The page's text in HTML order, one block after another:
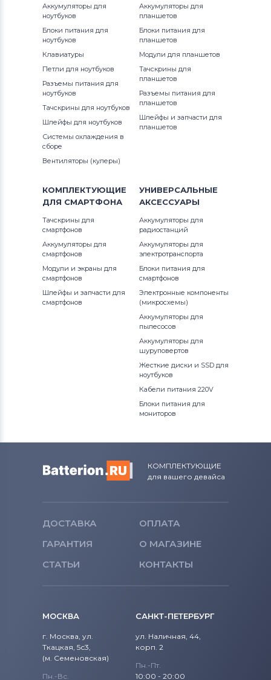
Аккумуляторы для
ноутбуков
Блоки питания для
ноутбуков
Клавиатуры
Петли для ноутбуков
Разъемы питания для
ноутбуков
Тачскрины для ноутбуков
Шлейфы для ноутбуков
Системы охлаждения в
сборе
Вентиляторы (кулеры)
Аккумуляторы для
планшетов
Блоки питания для
планшетов
Модули для планшетов
Тачскрины для
планшетов
Разъемы питания для
планшетов
Шлейфы и запчасти для
планшетов
КОМПЛЕКТУЮЩИЕ
ДЛЯ СМАРТФОНА
Тачскрины для
смартфонов
Аккумуляторы для
смартфонов
Модули и экраны для
смартфонов
Шлейфы и запчасти для
смартфонов
УНИВЕРСАЛЬНЫЕ
АКСЕССУАРЫ
Аккумуляторы для
радиостанций
Аккумуляторы для
электротранспорта
Блоки питания для
смартфонов
Электронные компоненты
(микросхемы)
Аккумуляторы для
пылесосов
Аккумуляторы для
шуруповертов
Жесткие диски и SSD для
ноутбуков
Кабели питания 220V
Блоки питания для
мониторов
КОМПЛЕКТУЮЩИЕ
для вашего девайса
ДОСТАВКА
ОПЛАТА
ГАРАНТИЯ
О МАГАЗИНЕ
СТАТЬИ
КОНТАКТЫ
МОСКВА
г. Москва, ул.
Ткацкая, 5с3,
(м. Семеновская)
Пн.-Вс.
САНКТ-ПЕТЕРБУРГ
ул. Наличная, 44,
корп. 2
Пн.-Пт.
10:00 - 20:00